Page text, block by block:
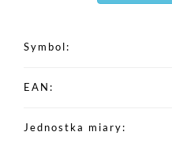
Symbol
EAN
Jednostka miary